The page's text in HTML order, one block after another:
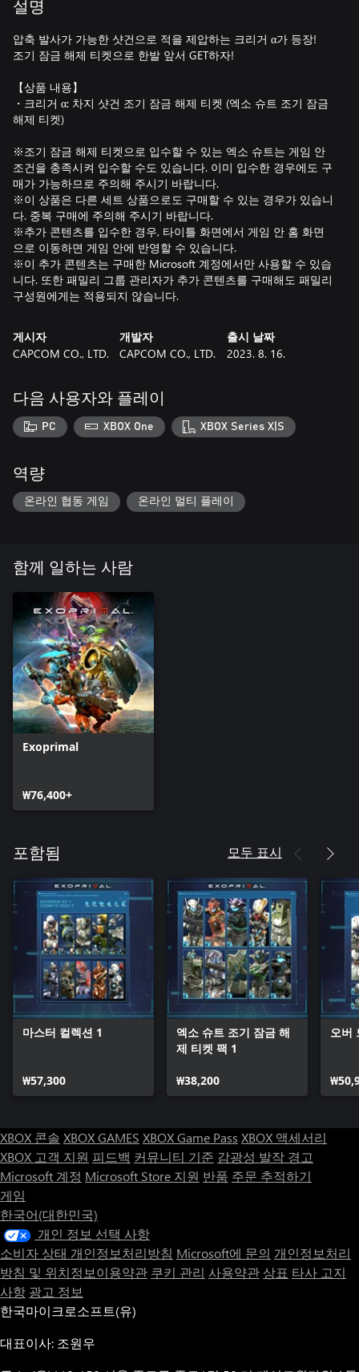
설명
압축 발사가 가능한 샷건으로 적을 제압하는 크리거 α가 등장!
조기 잠금 해제 티켓으로 한발 앞서 GET하자!
【상품 내용】
・크리거 α: 차지 샷건 조기 잠금 해제 티켓 (엑소 슈트 조기 잠금
해제 티켓)
※조기 잠금 해제 티켓으로 입수할 수 있는 엑소 슈트는 게임 안
조건을 충족시켜 입수할 수도 있습니다. 이미 입수한 경우에도 구
매가 가능하므로 주의해 주시기 바랍니다.
※이 상품은 다른 세트 상품으로도 구매할 수 있는 경우가 있습니
다. 중복 구매에 주의해 주시기 바랍니다.
※추가 콘텐츠를 입수한 경우, 타이틀 화면에서 게임 안 홈 화면
으로 이동하면 게임 안에 반영할 수 있습니다.
※이 추가 콘텐츠는 구매한 Microsoft 계정에서만 사용할 수 있습
니다. 또한 패밀리 그룹 관리자가 추가 콘텐츠를 구매해도 패밀리
구성원에게는 적용되지 않습니다.
게시자
CAPCOM CO., LTD.
개발자
CAPCOM CO., LTD.
출시 날짜
2023. 8. 16.
다음 사용자와 플레이
PC XBOX One XBOX Series X|S
역량
온라인 협동 게임 온라인 멀티 플레이
함께 일하는 사람
Exoprimal
₩76,400+
포함됨 모두 표시
마스터 컬렉션 1
₩57,300
엑소 슈트 조기 잠금 해
제 티켓 팩 1
₩38,200
오버
XBOX 콘솔 XBOX GAMES XBOX Game Pass XBOX 액세서리
XBOX 고객 지원 피드백 커뮤니티 기준 감광성 발작 경고
Microsoft 계정 Microsoft Store 지원 반품 주문 추적하기
게임
한국어(대한민국)
개인 정보 선택 사항
소비자 상태 개인정보처리방침 Microsoft에 문의 개인정보처리
방침 및 위치정보이용약관 쿠키 관리 사용약관 상표 타사 고지
사항 광고 정보
한국마이크로소프트(유)
대표이사: 조원우